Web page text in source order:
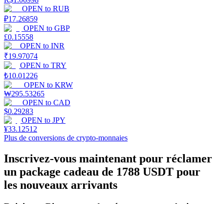
Cochon de puissance
Gagnez quotidiennement des récompenses compétitives
Jalonnement
OPEN to RUB
₽17.26859
OPEN to GBP
£0.15558
OPEN to INR
₹19.97074
OPEN to TRY
₺10.01226
OPEN to KRW
₩295.53265
OPEN to CAD
$0.29283
OPEN to JPY
¥33.12512
Plus de conversions de crypto-monnaies
Inscrivez-vous maintenant pour réclamer
un package cadeau de 1788 USDT pour
les nouveaux arrivants